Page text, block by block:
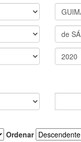
Ordenar